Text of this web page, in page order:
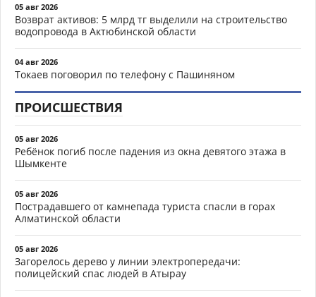
05 авг 2026
Возврат активов: 5 млрд тг выделили на строительство
водопровода в Актюбинской области
04 авг 2026
Токаев поговорил по телефону с Пашиняном
ПРОИСШЕСТВИЯ
05 авг 2026
Ребёнок погиб после падения из окна девятого этажа в
Шымкенте
05 авг 2026
Пострадавшего от камнепада туриста спасли в горах
Алматинской области
05 авг 2026
Загорелось дерево у линии электропередачи:
полицейский спас людей в Атырау